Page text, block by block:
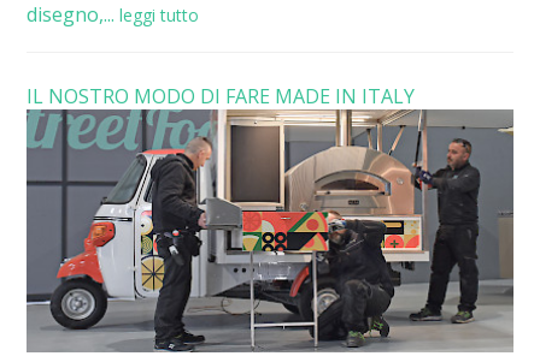
disegno,... leggi tutto
IL NOSTRO MODO DI FARE MADE IN ITALY